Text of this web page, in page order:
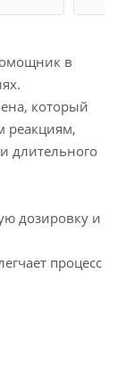
в
который
реакциям,
длительного
дозировку и
процесс